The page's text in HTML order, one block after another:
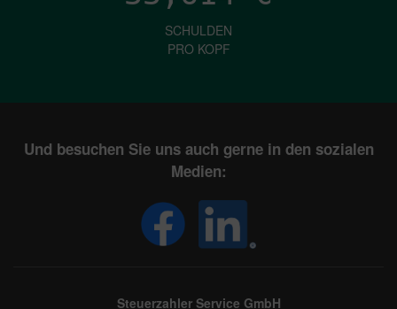
SCHULDEN
PRO KOPF
Und besuchen Sie uns auch gerne in den sozialen
Medien:
Steuerzahler Service GmbH